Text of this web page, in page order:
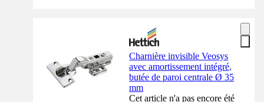
Charnière invisible Veosys
avec amortissement intégré,
butée de paroi centrale Ø 35
mm
Cet article n'a pas encore été